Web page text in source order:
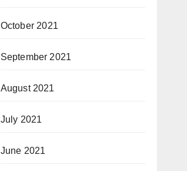
October 2021
September 2021
August 2021
July 2021
June 2021